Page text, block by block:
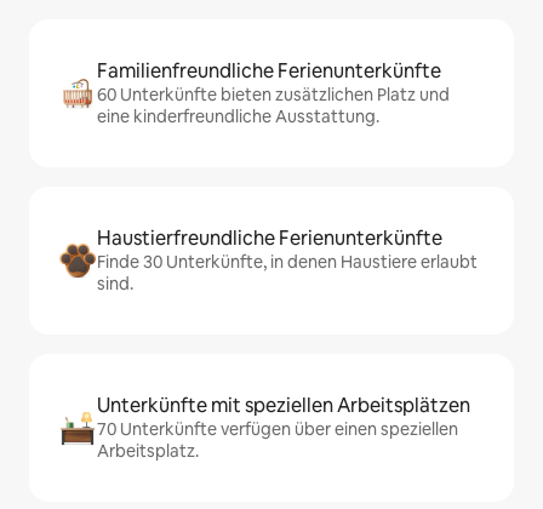
Familienfreundliche Ferienunterkünfte
60 Unterkünfte bieten zusätzlichen Platz und
eine kinderfreundliche Ausstattung.
Haustierfreundliche Ferienunterkünfte
Finde 30 Unterkünfte, in denen Haustiere erlaubt
sind.
Unterkünfte mit speziellen Arbeitsplätzen
70 Unterkünfte verfügen über einen speziellen
Arbeitsplatz.